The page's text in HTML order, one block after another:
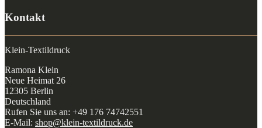
Kontakt
Klein-Textildruck
Ramona Klein
Neue Heimat 26
12305 Berlin
Deutschland
Rufen Sie uns an: +49 176 74742551
E-Mail: shop@klein-textildruck.de